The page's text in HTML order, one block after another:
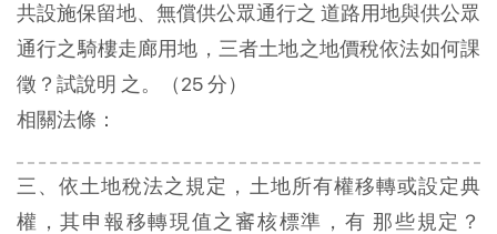
共設施保留地、無償供公眾通行之 道路用地與供公眾
通行之騎樓走廊用地，三者土地之地價稅依法如何課
徵？試說明 之。（25 分）
相關法條：
三、依土地稅法之規定，土地所有權移轉或設定典
權，其申報移轉現值之審核標準，有 那些規定？